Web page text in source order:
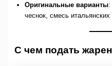
Оригинальные варианты:
чеснок, смесь итальянских
С чем подать